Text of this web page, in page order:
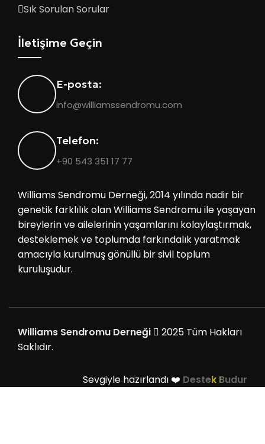
Sık Sorulan Sorular
İletişime Geçin
E-posta:
info@williamssendromu.com
Telefon:
+90 543 351 17 77
Williams Sendromu Derneği, 2014 yılında nadir bir
genetik farklılık olan Williams Sendromu ile yaşayan
bireylerin ve ailelerinin yaşamlarını kolaylaştırmak,
desteklemek ve toplumda farkındalık yaratmak
amacıyla kurulmuş gönüllü bir sivil toplum
kuruluşudur.
Williams Sendromu Derneği
2025 Tüm Hakları
Saklıdır.
Sevgiyle hazırlandı ❤️ Destek Budur